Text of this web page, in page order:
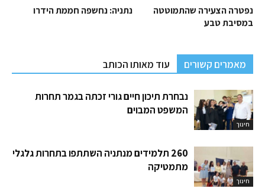
נתניה: נחשפה חממת הידרו
נפטרה הצעירה שהתמוטטה
במסיבת טבע
מאמרים קשורים עוד מאותו הכותב
חינוך
נבחרת תיכון חיים גורי זכתה בגמר תחרות
המשפט המבוים
חינוך
260 תלמידים מנתניה השתתפו בתחרות גלגלי
מתמטיקה